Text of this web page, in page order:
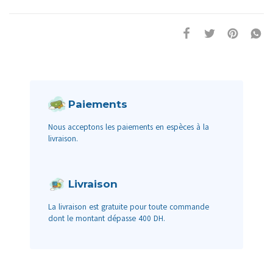
Paiements
Nous acceptons les paiements en espèces à la
livraison.
Livraison
La livraison est gratuite pour toute commande
dont le montant dépasse 400 DH.